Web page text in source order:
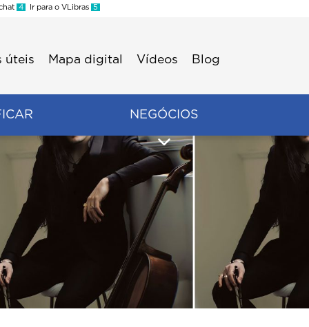
4 Ir para o VLibras 5
úteis Mapa digital Vídeos Blog
NEGÓCIOS